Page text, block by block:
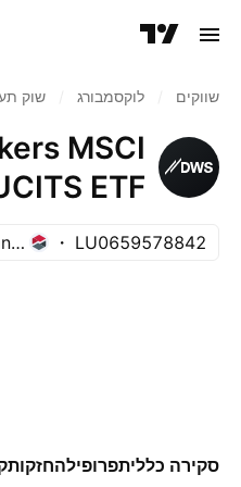
שווקים לוקסמבורג שוק
MSCI
ETF
1C
LU0659578842
סקירה כלליתפרופילהחזקות